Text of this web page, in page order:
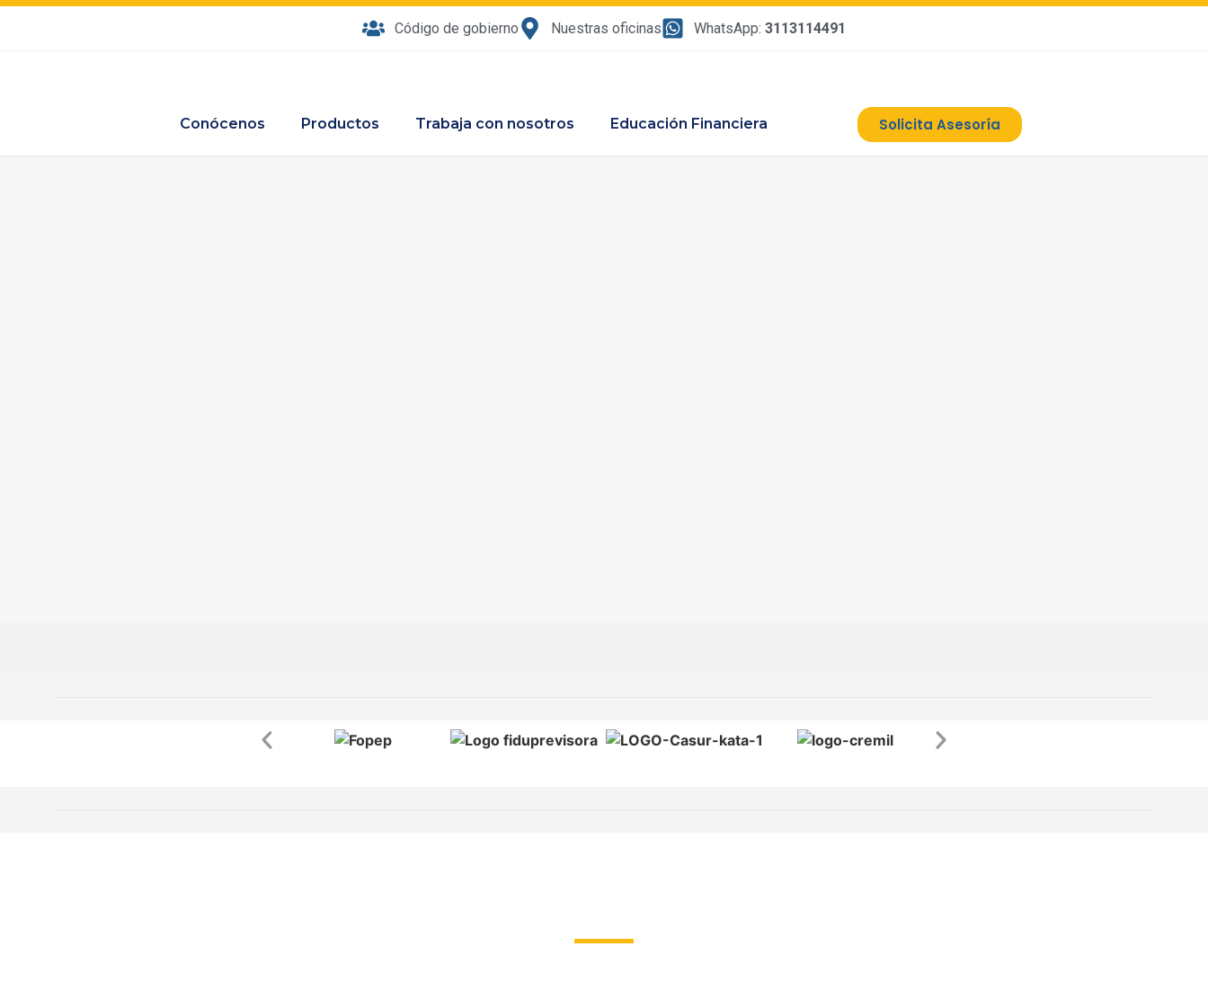
Código de gobierno Nuestras oficinas WhatsApp:3113114491
Conócenos Productos Trabaja con nosotros Educación Financiera Solicita Asesoría